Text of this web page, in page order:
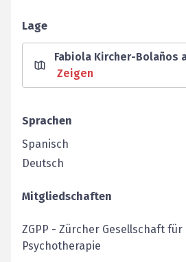
Lage
Fabiola Kircher-Bolaños
Zeigen
Sprachen
Spanisch
Deutsch
Mitgliedschaften
ZGPP - Zürcher Gesellschaft für
Psychotherapie